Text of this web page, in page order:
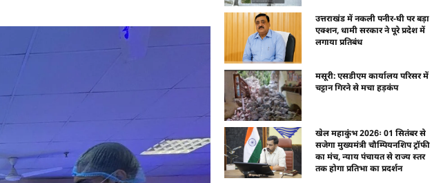
उत्तराखंड में नकली पनीर-घी पर बड़ा
एक्शन, धामी सरकार ने पूरे प्रदेश में
लगाया प्रतिबंध
मसूरी: एसडीएम कार्यालय परिसर में
चट्टान गिरने से मचा हड़कंप
खेल महाकुंभ 2026ः 01 सितंबर से
सजेगा मुख्यमंत्री चौम्पियनशिप ट्रॉफी
का मंच, न्याय पंचायत से राज्य स्तर
तक होगा प्रतिभा का प्रदर्शन